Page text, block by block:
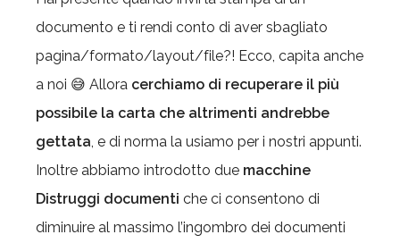
documento e ti rendi conto di aver sbagliato
pagina/formato/layout/file?! Ecco, capita anche
a noi 😅 Allora cerchiamo di recuperare il più
possibile la carta che altrimenti andrebbe
gettata, e di norma la usiamo per i nostri appunti.
Inoltre abbiamo introdotto due macchine
Distruggi documenti che ci consentono di
diminuire al massimo l’ingombro dei documenti